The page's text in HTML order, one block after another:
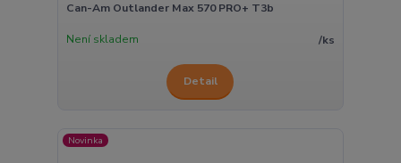
Can-Am Outlander Max 570 PRO+ T3b
/ks
Není skladem
Detail
Novinka